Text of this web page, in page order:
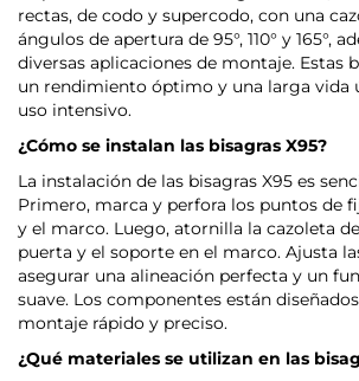
rectas, de codo y supercodo, con una
ángulos de apertura de 95°, 110° y 165°,
diversas aplicaciones de montaje. Estas
un rendimiento óptimo y una larga vida
uso intensivo.
¿Cómo se instalan las bisagras X95?
La instalación de las bisagras X95 es
Primero, marca y perfora los puntos de
y el marco. Luego, atornilla la cazoleta
puerta y el soporte en el marco. Ajusta
asegurar una alineación perfecta y un
suave. Los componentes están
montaje rápido y preciso.
¿Qué materiales se utilizan en las